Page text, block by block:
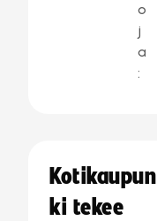
o
j
a
:
Kotikaupun
ki tekee